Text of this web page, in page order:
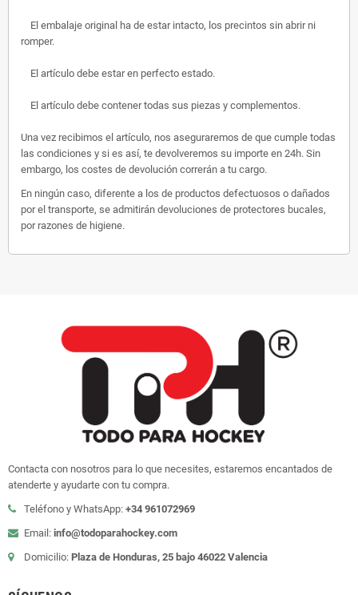
El embalaje original ha de estar intacto, los precintos sin abrir ni
romper.
El artículo debe estar en perfecto estado.
El artículo debe contener todas sus piezas y complementos.
Una vez recibimos el artículo, nos aseguraremos de que cumple todas
las condiciones y si es así, te devolveremos su importe en 24h. Sin
embargo, los costes de devolución correrán a tu cargo.
En ningún caso, diferente a los de productos defectuosos o dañados
por el transporte, se admitirán devoluciones de protectores bucales,
por razones de higiene.
Contacta con nosotros para lo que necesites, estaremos encantados de
atenderte y ayudarte con tu compra.
Teléfono y WhatsApp: +34 961072969
Email: info@todoparahockey.com
Domicilio: Plaza de Honduras, 25 bajo 46022 Valencia